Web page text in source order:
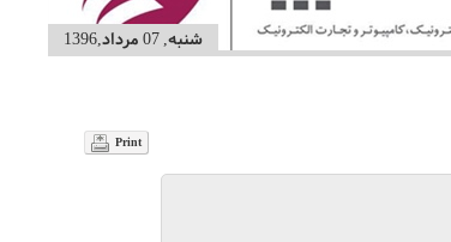
شنبه, 07 مرداد,1396
Print